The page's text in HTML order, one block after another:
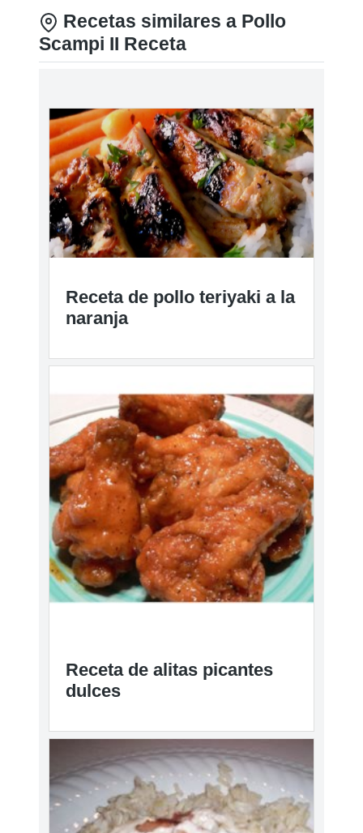
Recetas similares a Pollo
Scampi II Receta
Receta de pollo teriyaki a la
naranja
Receta de alitas picantes
dulces